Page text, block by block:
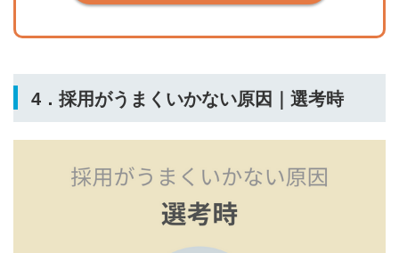
4．採用がうまくいかない原因｜選考時